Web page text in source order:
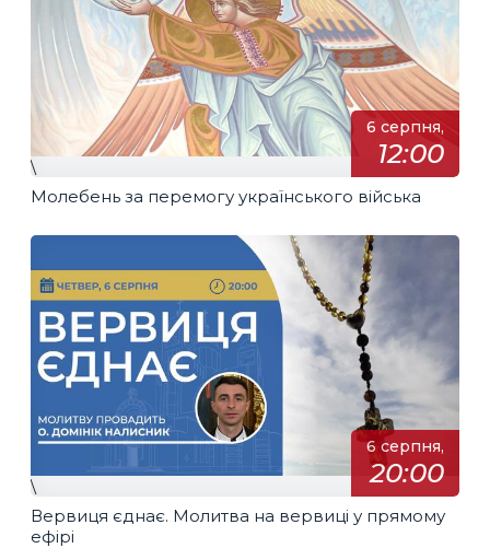
6 серпня,
12:00
\
Молебень за перемогу українського війська
6 серпня,
20:00
\
Вервиця єднає. Молитва на вервиці у прямому
ефірі